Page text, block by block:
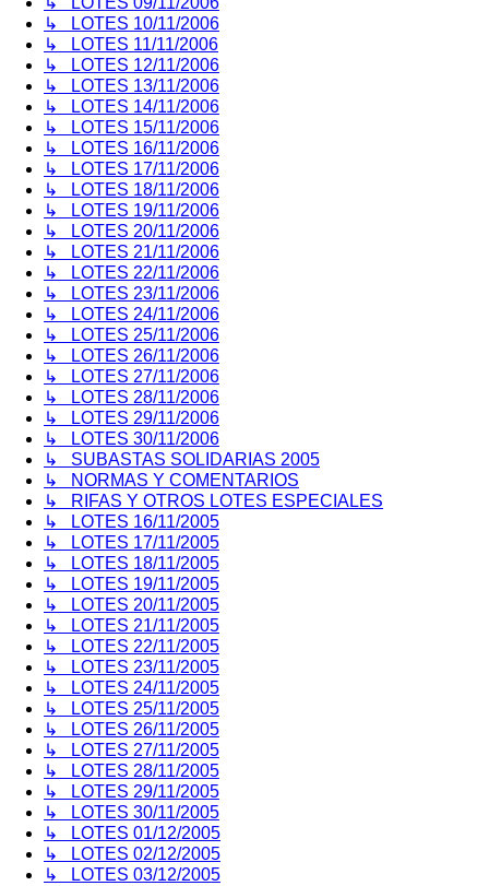
↳ LOTES 10/11/2006
↳ LOTES 11/11/2006
↳ LOTES 12/11/2006
↳ LOTES 13/11/2006
↳ LOTES 14/11/2006
↳ LOTES 15/11/2006
↳ LOTES 16/11/2006
↳ LOTES 17/11/2006
↳ LOTES 18/11/2006
↳ LOTES 19/11/2006
↳ LOTES 20/11/2006
↳ LOTES 21/11/2006
↳ LOTES 22/11/2006
↳ LOTES 23/11/2006
↳ LOTES 24/11/2006
↳ LOTES 25/11/2006
↳ LOTES 26/11/2006
↳ LOTES 27/11/2006
↳ LOTES 28/11/2006
↳ LOTES 29/11/2006
↳ LOTES 30/11/2006
↳ SUBASTAS SOLIDARIAS 2005
↳ NORMAS Y COMENTARIOS
↳ RIFAS Y OTROS LOTES ESPECIALES
↳ LOTES 16/11/2005
↳ LOTES 17/11/2005
↳ LOTES 18/11/2005
↳ LOTES 19/11/2005
↳ LOTES 20/11/2005
↳ LOTES 21/11/2005
↳ LOTES 22/11/2005
↳ LOTES 23/11/2005
↳ LOTES 24/11/2005
↳ LOTES 25/11/2005
↳ LOTES 26/11/2005
↳ LOTES 27/11/2005
↳ LOTES 28/11/2005
↳ LOTES 29/11/2005
↳ LOTES 30/11/2005
↳ LOTES 01/12/2005
↳ LOTES 02/12/2005
↳ LOTES 03/12/2005